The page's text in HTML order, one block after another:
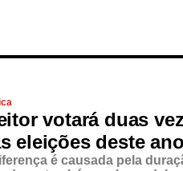
votará duas
eleições deste ano
é causada pela